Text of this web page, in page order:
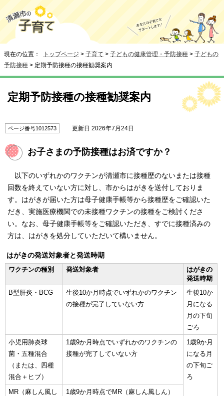
現在の位置： トップページ > 子育て > 子どもの健康管理・予防接種 > 子どもの
予防接種 > 定期予防接種の接種勧奨案内
定期予防接種の接種勧奨案内
ページ番号1012573 更新日 2026年7月24日
お子さまの予防接種はお済ですか？
以下のいずれかのワクチンが清瀬市に接種歴のないまたは接種
回数を終えていない方に対し、市からはがきを送付しておりま
す。はがきが届いた方は母子健康手帳等から接種歴をご確認いた
だき、実施医療機関での未接種ワクチンの接種をご検討くださ
い。なお、母子健康手帳等をご確認いただき、すでに接種済みの
方は、はがきを処分していただいて構いません。
はがきの発送対象者と発送時期
ワクチンの種別
発送対象者
はがきの
発送時期
B型肝炎・BCG
生後10か月時点でいずれかのワクチン
の接種が完了していない方
生後10か
月になる
月の下旬
ごろ
小児用肺炎球
菌・五種混合
（または、四種
混合＋ヒブ）
1歳9か月時点でいずれかのワクチンの
接種が完了していない方
1歳9か月
になる月
の下旬ご
ろ
MR（麻しん風し
1歳9か月時点でMR（麻しん風しん）